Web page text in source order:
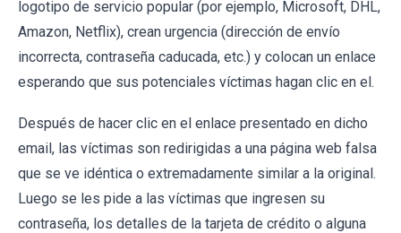
logotipo de servicio popular (por ejemplo, Microsoft, DHL,
Amazon, Netflix), crean urgencia (dirección de envío
incorrecta, contraseña caducada, etc.) y colocan un enlace
esperando que sus potenciales víctimas hagan clic en el.
Después de hacer clic en el enlace presentado en dicho
email, las víctimas son redirigidas a una página web falsa
que se ve idéntica o extremadamente similar a la original.
Luego se les pide a las víctimas que ingresen su
contraseña, los detalles de la tarjeta de crédito o alguna